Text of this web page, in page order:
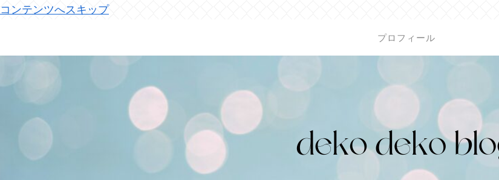
コンテンツへスキップ
プロフィール